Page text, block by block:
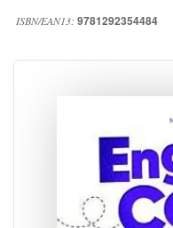
ISBN/EAN13: 9781292354484